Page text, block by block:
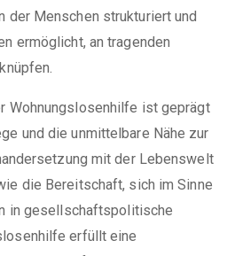
der Menschen strukturiert und
ermöglicht, an tragenden
Wohnungslosenhilfe ist geprägt
und die unmittelbare Nähe zur
mit der Lebenswelt
die Bereitschaft, sich im Sinne
in gesellschaftspolitische
erfüllt eine